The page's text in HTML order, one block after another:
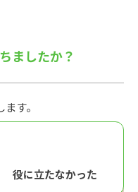
ましたか？
す。
役に立たなかった